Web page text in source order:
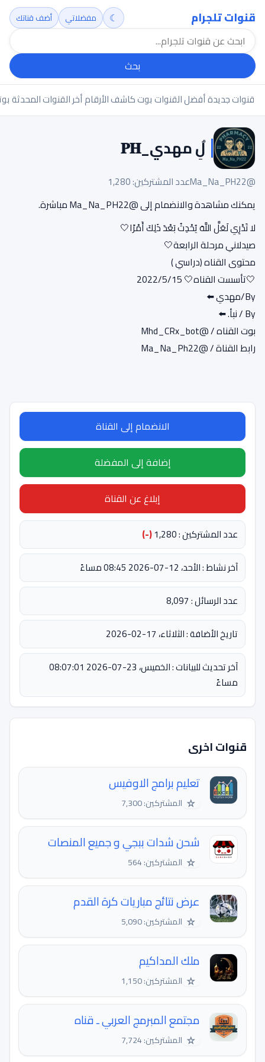
قنوات تلجرام
بحث
☾ مفضلاتي أضف قناتك
قنوات جديدةأفضل القنواتبوت كاشف الأرقامأخر القنوات المحدثة
لُِ مهدي_𝐏𝐇
@Ma_Na_PH22
عدد المشتركين: 1,280
يمكنك مشاهدة والانضمام إلى @Ma_Na_PH22 مباشرة.
‏لا تَدْرِي لَعَلَّ اللَّهَ يُحْدِثُ بَعْدَ ذَلِكَ أَمْرًا🤍
صيدلاني مرحلة الرابعة🤍
محتوى القناه (دراسي )
🤍تأسست القناه🤍 2022/5/15
By/مهدي ⬅️
By / نبأ. ⬅️
بوت القناه / @Mhd_CRx_bot
رابط القناة / @Ma_Na_Ph22
الانضمام إلى القناة
إضافة إلى المفضلة
إبلاغ عن القناة
عدد المشتركين : 1,280
(-)
آخر نشاط : الأحد، 12-07-2026 08:45 مساءً
عدد الرسائل : 8,097
تاريخ الأضافة : الثلاثاء، 17-02-2026
آخر تحديث للبيانات : الخميس، 23-07-2026 08:07:01
مساءً
قنوات اخرى
تعليم برامج الاوفيس
☆ المشتركين: 7,300
شحن شدات ببجي و جميع المنصات
☆ المشتركين: 564
عرض نتائج مباريات كرة القدم
☆ المشتركين: 5,090
ملك المداكيم
☆ المشتركين: 1,150
مجتمع المبرمج العربي ـ قناه
☆ المشتركين: 7,724